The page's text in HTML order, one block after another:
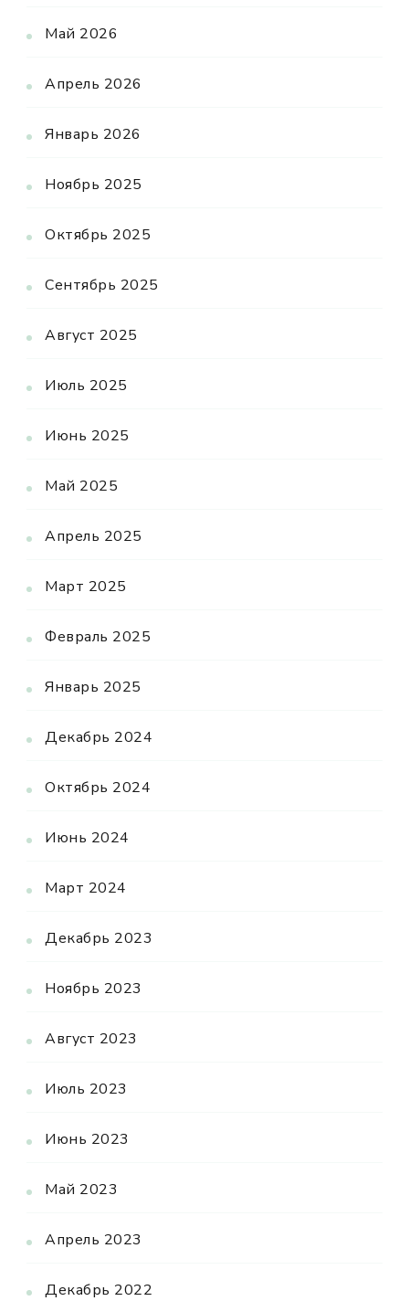
Май 2026
Апрель 2026
Январь 2026
Ноябрь 2025
Октябрь 2025
Сентябрь 2025
Август 2025
Июль 2025
Июнь 2025
Май 2025
Апрель 2025
Март 2025
Февраль 2025
Январь 2025
Декабрь 2024
Октябрь 2024
Июнь 2024
Март 2024
Декабрь 2023
Ноябрь 2023
Август 2023
Июль 2023
Июнь 2023
Май 2023
Апрель 2023
Декабрь 2022